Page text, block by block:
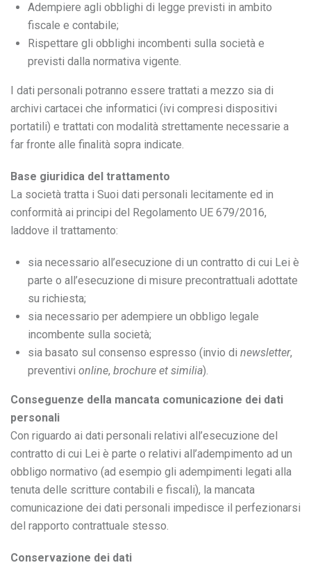
Adempiere agli obblighi di legge previsti in ambito
fiscale e contabile;
Rispettare gli obblighi incombenti sulla società e
previsti dalla normativa vigente.
I dati personali potranno essere trattati a mezzo sia di
archivi cartacei che informatici (ivi compresi dispositivi
portatili) e trattati con modalità strettamente necessarie a
far fronte alle finalità sopra indicate.
Base giuridica del trattamento
La società tratta i Suoi dati personali lecitamente ed in
conformità ai principi del Regolamento UE 679/2016,
laddove il trattamento:
sia necessario all’esecuzione di un contratto di cui Lei è
parte o all’esecuzione di misure precontrattuali adottate
su richiesta;
sia necessario per adempiere un obbligo legale
incombente sulla società;
sia basato sul consenso espresso (invio di newsletter,
preventivi online, brochure et similia).
Conseguenze della mancata comunicazione dei dati
personali
Con riguardo ai dati personali relativi all’esecuzione del
contratto di cui Lei è parte o relativi all’adempimento ad un
obbligo normativo (ad esempio gli adempimenti legati alla
tenuta delle scritture contabili e fiscali), la mancata
comunicazione dei dati personali impedisce il perfezionarsi
del rapporto contrattuale stesso.
Conservazione dei dati